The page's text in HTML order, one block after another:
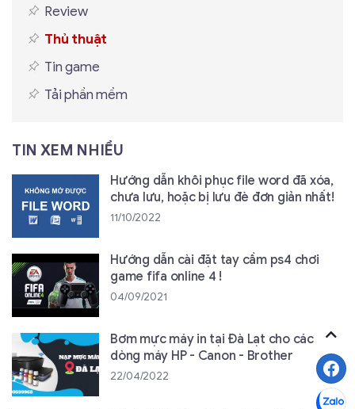
Review
Thủ thuật
Tin game
Tải phần mềm
TIN XEM NHIỀU
Hướng dẫn khôi phục file word đã xóa,
chưa lưu, hoặc bị lưu đè đơn giản nhất!
11/10/2022
Hướng dẫn cài đặt tay cầm ps4 chơi
game fifa online 4 !
04/09/2021
Bơm mực máy in tại Đà Lạt cho các
dòng máy HP - Canon - Brother
22/04/2022